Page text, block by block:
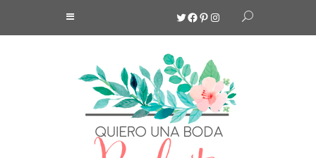
Twitter
Facebook
Pinterest
Instagram